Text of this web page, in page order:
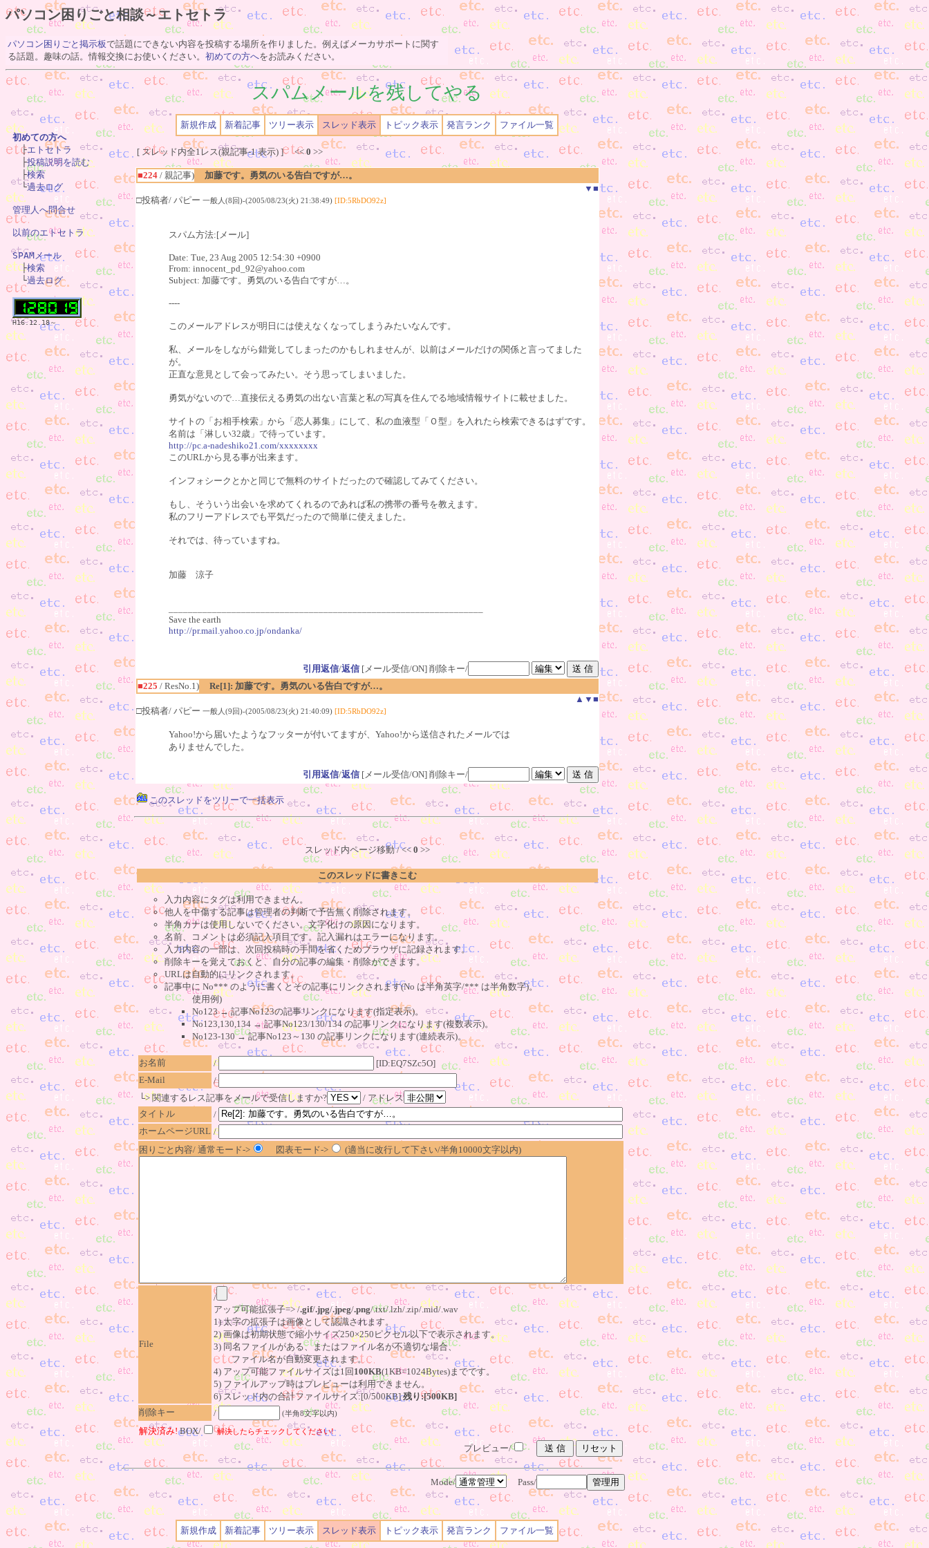
パソコン困りごと相談～エトセトラ
パソコン困りごと掲示板で話題にできない内容を投稿する場所を作りました。例えばメーカサポートに関す
る話題。趣味の話。情報交換にお使いください。 初めての方へをお読みください。
スパムメールを残してやる
新規作成 新着記事 ツリー表示 スレッド表示 トピック表示 発言ランク ファイル一覧
[ スレッド内全1レス(親記事-1 表示) ] <<0 >>
■224/ 親記事)
加藤です。勇気のいる告白ですが…。
▼ ■
□投稿者/ パピー 一般人(8回)-(2005/08/23(火) 21:38:49) [ID:5RbDO92z]
スパム方法:[メール]
Date: Tue, 23 Aug 2005 12:54:30 +0900
From: innocent_pd_92@yahoo.com
Subject: 加藤です。勇気のいる告白ですが…。
----
このメールアドレスが明日には使えなくなってしまうみたいなんです。
私、メールをしながら錯覚してしまったのかもしれませんが、以前はメールだけの関係と言ってました
が。
正直な意見として会ってみたい。そう思ってしまいました。
勇気がないので…直接伝える勇気の出ない言葉と私の写真を住んでる地域情報サイトに載せました。
サイトの「お相手検索」から「恋人募集」にして、私の血液型「Ｏ型」を入れたら検索できるはずです。
名前は「淋しい32歳」で待っています。
http://pc.a-nadeshiko21.com/xxxxxxxx
このURLから見る事が出来ます。
インフォシークとかと同じで無料のサイトだったので確認してみてください。
もし、そういう出会いを求めてくれるのであれば私の携帯の番号を教えます。
私のフリーアドレスでも平気だったので簡単に使えました。
それでは、待っていますね。
加藤 涼子
Save the earth
http://pr.mail.yahoo.co.jp/ondanka/
引用返信/返信[メール受信/ON] 削除キー/
■225 / ResNo.1)
Re[1]: 加藤です。勇気のいる告白ですが…。
▲ ▼ ■
□投稿者/ パピー 一般人(9回)-(2005/08/23(火) 21:40:09) [ID:5RbDO92z]
Yahoo!から届いたようなフッターが付いてますが、Yahoo!から送信されたメールでは
ありませんでした。
引用返信/返信[メール受信/ON] 削除キー/
このスレッドをツリーで一括表示
スレッド内ページ移動 / << 0 >>
このスレッドに書きこむ
入力内容にタグは利用できません。
他人を中傷する記事は管理者の判断で予告無く削除されます。
半角カナは使用しないでください。文字化けの原因になります。
名前、コメントは必須記入項目です。記入漏れはエラーになります。
入力内容の一部は、次回投稿時の手間を省くためブラウザに記録されます。
削除キーを覚えておくと、自分の記事の編集・削除ができます。
URLは自動的にリンクされます。
記事中に No*** のように書くとその記事にリンクされます(No は半角英字/*** は半角数字)。
使用例)
No123 → 記事No123の記事リンクになります(指定表示)。
No123,130,134 → 記事No123/130/134 の記事リンクになります(複数表示)。
No123-130 → 記事No123～130 の記事リンクになります(連続表示)。
お名前 /
[ID:EQ7SZc5O]
E-Mail
/
└> 関連するレス記事をメールで受信しますか?
/ アドレス
タイトル
/
ホームページURL /
困りごと内容/ 通常モード->
図表モード-> (適当に改行して下さい/半角10000文字以内)
File
/
アップ可能拡張子=> /.gif/.jpg/.jpeg/.png/.txt/.lzh/.zip/.mid/.wav
1) 太字の拡張子は画像として認識されます。
2) 画像は初期状態で縮小サイズ250×250ピクセル以下で表示されます。
3) 同名ファイルがある、またはファイル名が不適切な場合、
ファイル名が自動変更されます。
4) アップ可能ファイルサイズは1回100KB(1KB=1024Bytes)までです。
5) ファイルアップ時はプレビューは利用できません。
6) スレッド内の合計ファイルサイズ:[0/500KB]残り:[500KB]
削除キー
/ (半角8文字以内)
解決済み!BOX/ 解決したらチェックしてください!
プレビュー/
Mode/ Pass/
新規作成 新着記事 ツリー表示 スレッド表示 トピック表示 発言ランク ファイル一覧
初めての方へ
├エトセトラ
├投稿説明を読む
├検索
└過去ログ
管理人へ問合せ
以前のエトセトラ
SPAMメール
├検索
└過去ログ
H16.12.18～